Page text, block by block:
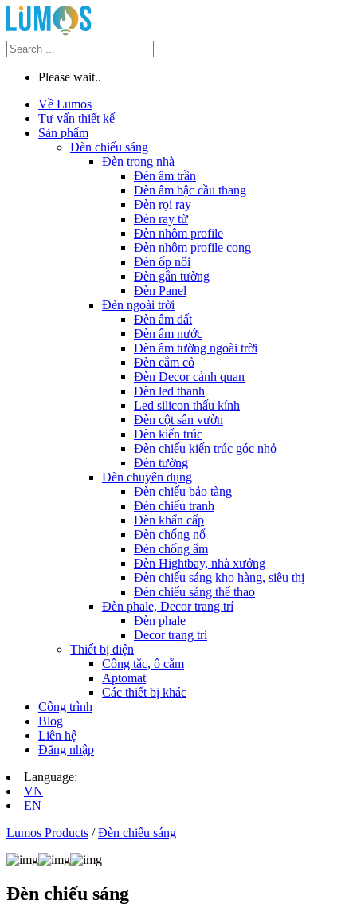
Please wait..
Về Lumos
Tư vấn thiết kế
Sản phẩm
Đèn chiếu sáng
Đèn trong nhà
Đèn âm trần
Đèn âm bậc cầu thang
Đèn rọi ray
Đèn ray từ
Đèn nhôm profile
Đèn nhôm profile cong
Đèn ốp nổi
Đèn gắn tường
Đèn Panel
Đèn ngoài trời
Đèn âm đất
Đèn âm nước
Đèn âm tường ngoài trời
Đèn cắm cỏ
Đèn Decor cảnh quan
Đèn led thanh
Led silicon thấu kính
Đèn cột sân vườn
Đèn kiến trúc
Đèn chiếu kiến trúc góc nhỏ
Đèn tường
Đèn chuyên dụng
Đèn chiếu bảo tàng
Đèn chiếu tranh
Đèn khẩn cấp
Đèn chống nổ
Đèn chống ẩm
Đèn Hightbay, nhà xưởng
Đèn chiếu sáng kho hàng, siêu thị
Đèn chiếu sáng thể thao
Đèn phale, Decor trang trí
Đèn phale
Decor trang trí
Thiết bị điện
Công tắc, ổ cắm
Aptomat
Các thiết bị khác
Công trình
Blog
Liên hệ
Đăng nhập
Language:
VN
EN
Lumos Products /Đèn chiếu sáng
Đèn chiếu sáng